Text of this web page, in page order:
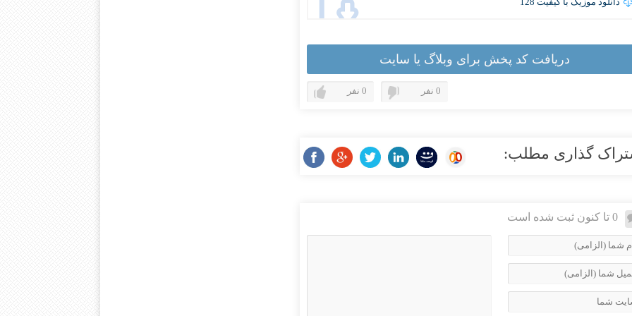
دریافت کد پخش برای وبلاگ یا سایت
0 نفر 0 نفر
گذاری مطلب:
0 تا کنون ثبت شده است